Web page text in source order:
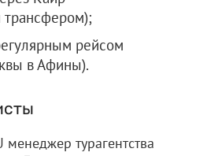
рейсом
в Афины).
менеджер турагентства